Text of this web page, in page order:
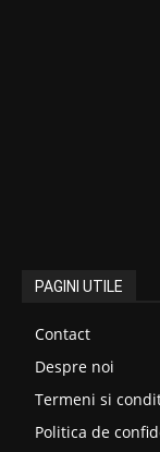
PAGINI UTILE
Contact
Despre noi
Termeni si
Politica de